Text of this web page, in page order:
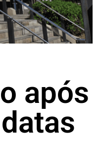
após